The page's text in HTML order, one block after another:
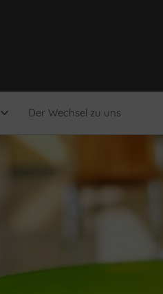
Der Wechsel zu uns